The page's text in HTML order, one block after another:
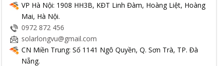
VP Hà Nội: 1908 HH3B, KĐT Linh Đàm, Hoàng Liệt, Hoàng
Mai, Hà Nội.
0972 872 456
solarlongvu@gmail.com
CN Miền Trung: Số 1141 Ngô Quyền, Q. Sơn Trà, TP. Đà
Nẵng.